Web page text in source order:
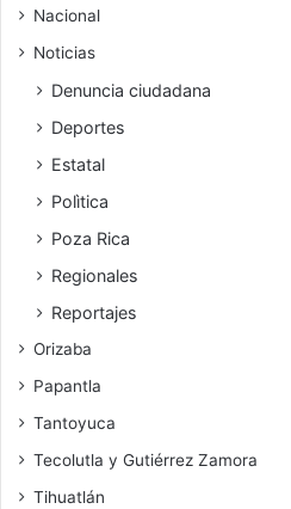
Nacional
Noticias
Denuncia ciudadana
Deportes
Estatal
Polìtica
Poza Rica
Regionales
Reportajes
Orizaba
Papantla
Tantoyuca
Tecolutla y Gutiérrez Zamora
Tihuatlán